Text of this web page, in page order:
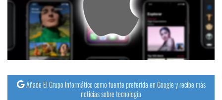
Operadores
Trucos
y
Tutoriales
Añade El Grupo Informático como fuente preferida en Google y recibe más
noticias sobre tecnología